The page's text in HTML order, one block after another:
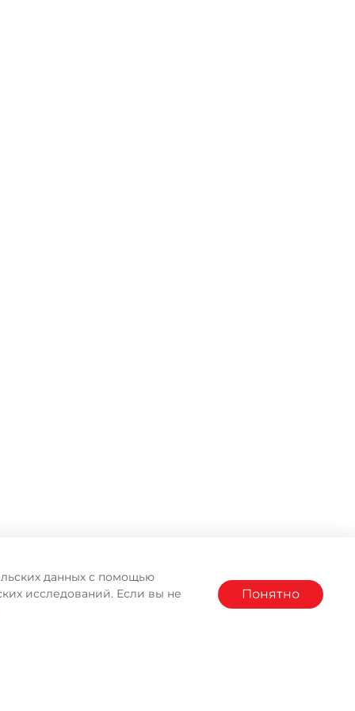
данных с помощью
исследований. Если вы не
Понятно